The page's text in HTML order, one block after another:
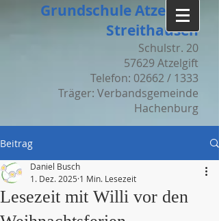
Grundschule Atzelgift-
Streithausen
Schulstr. 20
57629 Atzelgift
Telefon: 02662 / 1333
Träger: Verbandsgemeinde
Hachenburg
Beitrag
Lesezeit mit Willi vor den
Daniel Busch
1. Dez. 2025 1 Min. Lesezeit